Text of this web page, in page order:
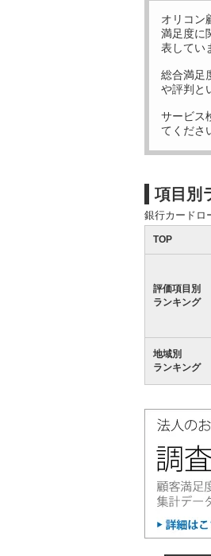
オリコン
満足度に
表してい
総合満足
や評判と
サービス
てくださ
項目別
銀行カードロ
TOP
評価項目別
ランキング
地域別
ランキング